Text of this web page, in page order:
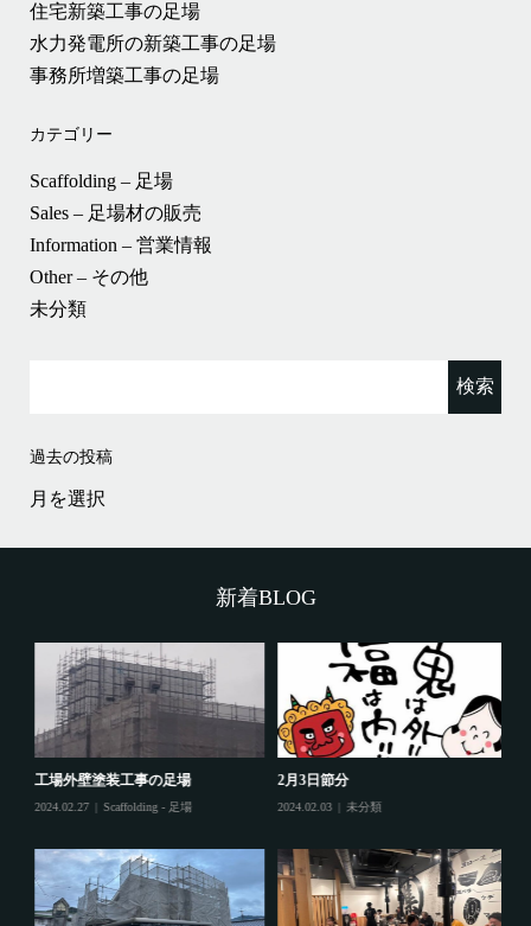
住宅新築工事の足場
水力発電所の新築工事の足場
事務所増築工事の足場
カテゴリー
Scaffolding – 足場
Sales – 足場材の販売
Information – 営業情報
Other – その他
未分類
過去の投稿
過
去
投
新着BLOG
工場外壁塗装工事の足場
2024.02.27 Scaffolding - 足場
2月3日節分
2024.02.03 未分類